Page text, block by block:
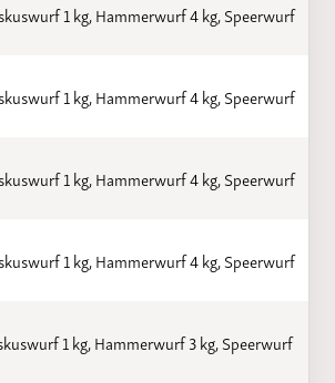
1 kg, Hammerwurf 4 kg, Speerwurf
1 kg, Hammerwurf 4 kg, Speerwurf
1 kg, Hammerwurf 4 kg, Speerwurf
1 kg, Hammerwurf 4 kg, Speerwurf
1 kg, Hammerwurf 3 kg, Speerwurf